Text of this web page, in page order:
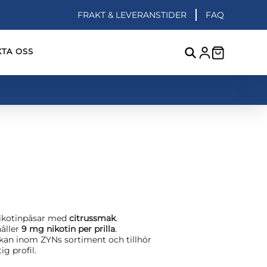
FRAKT & LEVERANSTIDER FAQ
OSS
med citrussmak.
9 mg nikotin per prilla.
inom ZYNs sortiment och tillhör
profil.